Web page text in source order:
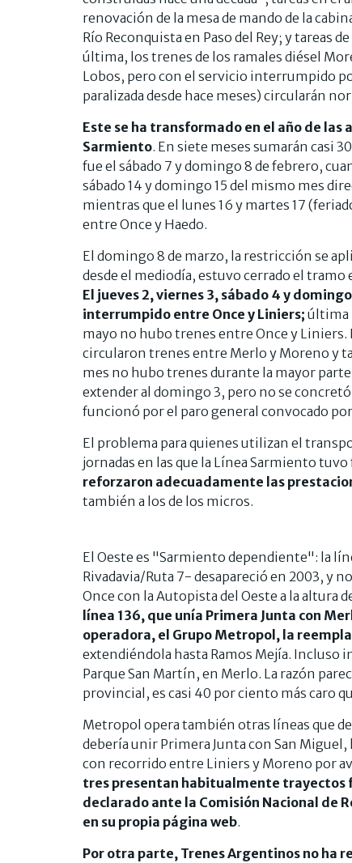
renovación de la mesa de mando de la
Río Reconquista en Paso del Rey; y tareas
última, los trenes de los ramales diésel
Lobos, pero con el servicio interrumpido
paralizada desde hace meses) circularán
Este se ha transformado en el año de
Sarmiento. En siete meses sumarán casi
fue el sábado 7 y domingo 8 de febrero,
sábado 14 y domingo 15 del mismo mes
mientras que el lunes 16 y martes 17
entre Once y Haedo.
El domingo 8 de marzo, la restricción se
desde el mediodía, estuvo cerrado el
El jueves 2, viernes 3, sábado 4 y
interrumpido entre Once y Liniers; última
mayo no hubo trenes entre Once y Liniers.
circularon trenes entre Merlo y Moreno y
mes no hubo trenes durante la mayor
extender al domingo 3, pero no se
funcionó por el paro general convocado por
El problema para quienes utilizan el
jornadas en las que la Línea Sarmiento
reforzaron adecuadamente las
también a los de los micros.
El Oeste es "Sarmiento dependiente": la
Rivadavia/Ruta 7- desapareció en 2003, y
Once con la Autopista del Oeste a la altura
línea 136, que unía Primera Junta con
operadora, el Grupo Metropol, la
extendiéndola hasta Ramos Mejía. Incluso
Parque San Martín, en Merlo. La razón
provincial, es casi 40 por ciento más caro
Metropol opera también otras líneas que
debería unir Primera Junta con San Miguel,
con recorrido entre Liniers y Moreno por
tres presentan habitualmente trayectos
declarado ante la Comisión Nacional de
en su propia página web.
Por otra parte, Trenes Argentinos no ha